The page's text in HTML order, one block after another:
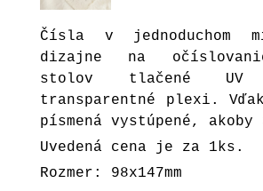
Čísla v jednoduchom
dizajne na
stolov tlačené
transparentné plexi.
písmená vystúpené, akoby
Uvedená cena je za 1ks.
Rozmer: 98x147mm